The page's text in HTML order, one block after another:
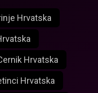
Hrvatska
Hrvatska
Hrvatska